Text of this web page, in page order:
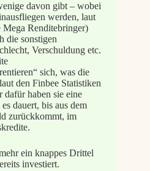
davon gibt – wobei
werden, laut
Renditebringer)
die sonstigen
Verschuldung etc.
sich, was die
den Finbee Statistiken
dafür haben sie eine
dauert, bis aus dem
zurückkommt, im
ein knappes Drittel
investiert.